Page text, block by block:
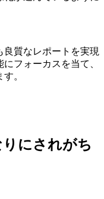
質なレポートを実現
フォーカスを当て、
。
にされがち